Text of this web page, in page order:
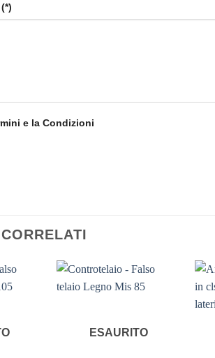
e la Condizioni
ESAURITO